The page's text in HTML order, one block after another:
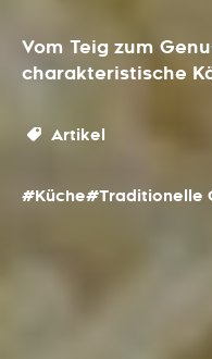
Vom Teig zum
charakteristische
Artikel
#Küche#Traditionelle